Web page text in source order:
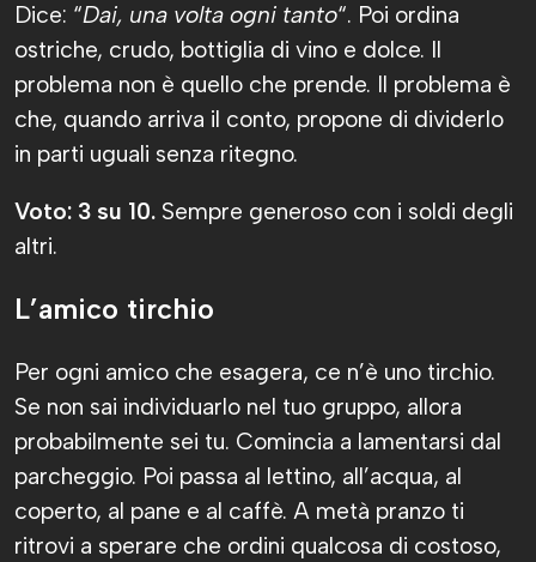
Dice: “Dai, una volta ogni tanto“. Poi ordina
ostriche, crudo, bottiglia di vino e dolce. Il
problema non è quello che prende. Il problema è
che, quando arriva il conto, propone di dividerlo
in parti uguali senza ritegno.
Voto: 3 su 10. Sempre generoso con i soldi degli
altri.
L’amico tirchio
Per ogni amico che esagera, ce n’è uno tirchio.
Se non sai individuarlo nel tuo gruppo, allora
probabilmente sei tu. Comincia a lamentarsi dal
parcheggio. Poi passa al lettino, all’acqua, al
coperto, al pane e al caffè. A metà pranzo ti
ritrovi a sperare che ordini qualcosa di costoso,